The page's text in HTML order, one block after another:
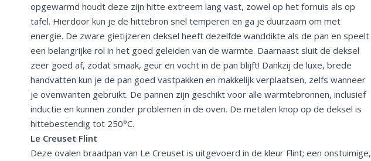
opgewarmd houdt deze zijn hitte extreem lang vast, zowel op het fornuis als op
tafel. Hierdoor kun je de hittebron snel temperen en ga je duurzaam om met
energie. De zware gietijzeren deksel heeft dezelfde wanddikte als de pan en speelt
een belangrijke rol in het goed geleiden van de warmte. Daarnaast sluit de deksel
zeer goed af, zodat smaak, geur en vocht in de pan blijft! Dankzij de luxe, brede
handvatten kun je de pan goed vastpakken en makkelijk verplaatsen, zelfs wanneer
je ovenwanten gebruikt. De pannen zijn geschikt voor alle warmtebronnen, inclusief
inductie en kunnen zonder problemen in de oven. De metalen knop op de deksel is
hittebestendig tot 250°C.
Le Creuset Flint
Deze ovalen braadpan van Le Creuset is uitgevoerd in de kleur Flint; een onstuimige,